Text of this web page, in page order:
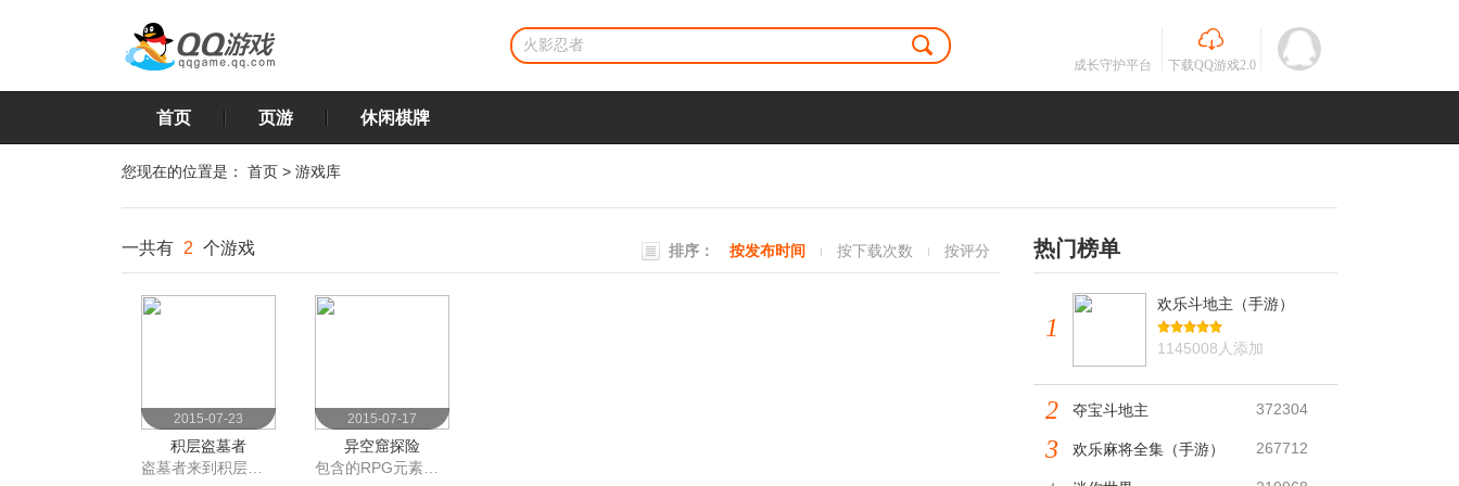
成长守护平台 下载QQ游戏2.0
首页 页游 休闲棋牌
您现在的位置是： 首页 > 游戏库
排序： 按发布时间 按下载次数 按评分
一共有 2 个游戏
2015-07-23
积层盗墓者
2015-07-17
异空窟探险
热门榜单
1
欢乐斗地主（手游）
1145008人添加
2 夺宝斗地主 372304
3 欢乐麻将全集（手游） 267712